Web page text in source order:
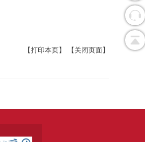
【打印本页】 【关闭页面】